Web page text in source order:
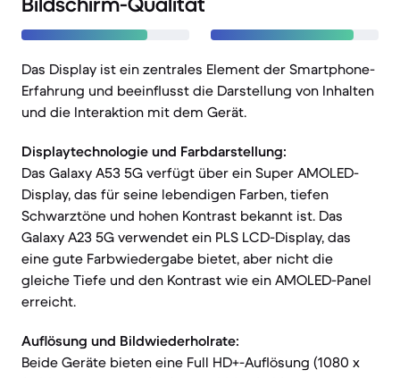
Das Display ist ein zentrales Element der Smartphone-
Erfahrung und beeinflusst die Darstellung von Inhalten
und die Interaktion mit dem Gerät.
Displaytechnologie und Farbdarstellung:
Das Galaxy A53 5G verfügt über ein Super AMOLED-
Display, das für seine lebendigen Farben, tiefen
Schwarztöne und hohen Kontrast bekannt ist. Das
Galaxy A23 5G verwendet ein PLS LCD-Display, das
eine gute Farbwiedergabe bietet, aber nicht die
gleiche Tiefe und den Kontrast wie ein AMOLED-Panel
erreicht.
Auflösung und Bildwiederholrate:
Beide Geräte bieten eine Full HD+-Auflösung (1080 x